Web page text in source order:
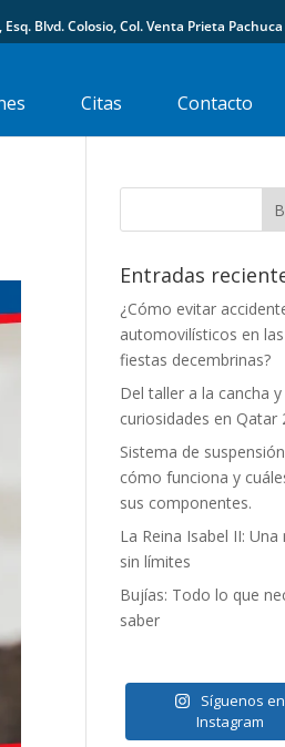
Blvd. Colosio, Col. Venta Prieta
Citas Contacto
Entradas
¿Cómo evitar
automovilísticos en las
fiestas decembrinas?
Del taller a la cancha
curiosidades en Qatar
Sistema de
cómo funciona y
sus componentes.
La Reina Isabel II:
sin límites
Bujías: Todo lo que
saber
Síguenos en
Instagram